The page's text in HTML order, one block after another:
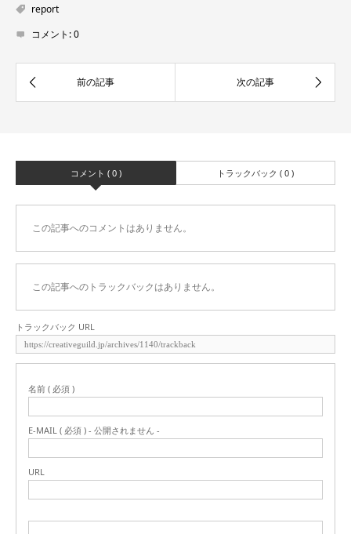
report
コメント:0
コメント ( 0 ) トラックバック ( 0 )
この記事へのコメントはありません。
この記事へのトラックバックはありません。
トラックバック URL
名前 ( 必須 )
E-MAIL ( 必須 ) - 公開されません -
URL